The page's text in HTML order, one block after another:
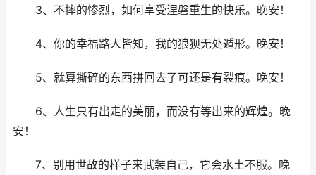
3、不摔的惨烈，如何享受涅磐重生的快乐。晚安！
4、你的幸福路人皆知，我的狼狈无处遁形。晚安！
5、就算撕碎的东西拼回去了可还是有裂痕。晚安！
6、人生只有出走的美丽，而没有等出来的辉煌。晚
安！
7、别用世故的样子来武装自己，它会水土不服。晚